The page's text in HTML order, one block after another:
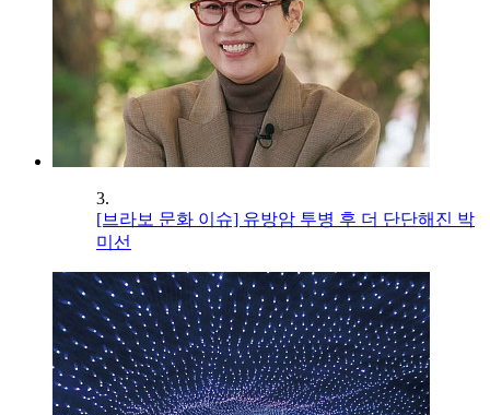
3.
[브라보 문화 이슈] 유방암 투병 후 더 단단해진 박
미선